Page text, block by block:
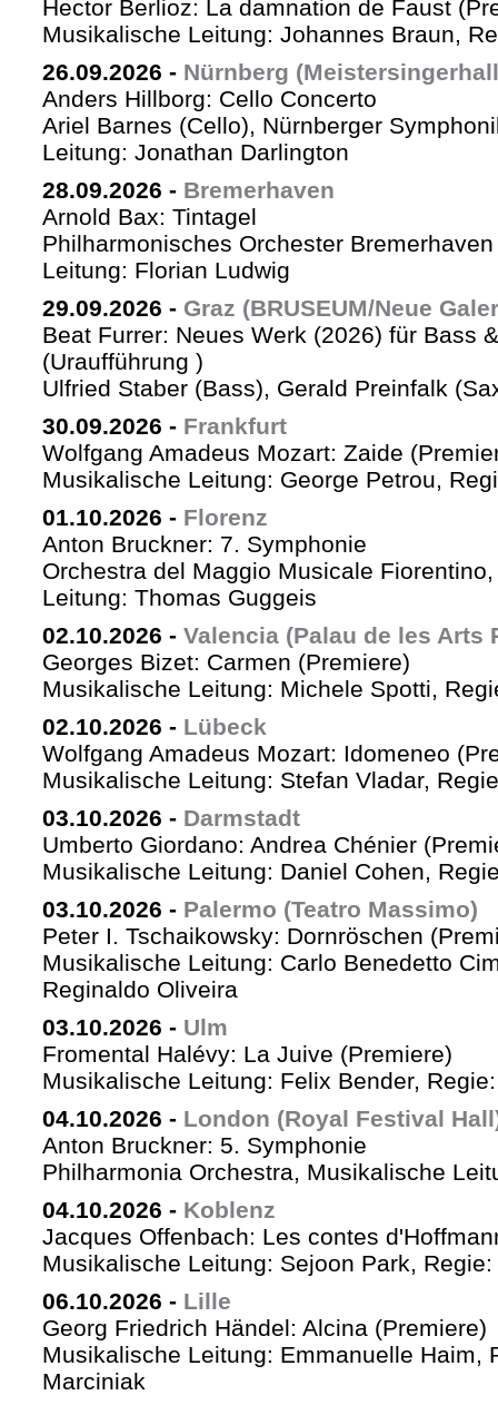
Hector Berlioz: La damnation de Faust
Musikalische Leitung: Johannes Braun,
26.09.2026 - Nürnberg
Anders Hillborg: Cello Concerto
Ariel Barnes (Cello), Nürnberger
Leitung: Jonathan Darlington
28.09.2026 - Bremerhaven
Arnold Bax: Tintagel
Philharmonisches Orchester
Leitung: Florian Ludwig
29.09.2026 - Graz (BRUSEUM/Neue
Beat Furrer: Neues Werk (2026) für Bass
(Uraufführung )
Ulfried Staber (Bass), Gerald Preinfalk
30.09.2026 - Frankfurt
Wolfgang Amadeus Mozart: Zaide
Musikalische Leitung: George Petrou,
01.10.2026 - Florenz
Anton Bruckner: 7. Symphonie
Orchestra del Maggio Musicale
Leitung: Thomas Guggeis
02.10.2026 - Valencia (Palau de les Arts
Georges Bizet: Carmen (Premiere)
Musikalische Leitung: Michele Spotti,
02.10.2026 - Lübeck
Wolfgang Amadeus Mozart: Idomeneo
Musikalische Leitung: Stefan Vladar,
03.10.2026 - Darmstadt
Umberto Giordano: Andrea Chénier
Musikalische Leitung: Daniel Cohen,
03.10.2026 - Palermo (Teatro Massimo)
Peter I. Tschaikowsky: Dornröschen
Musikalische Leitung: Carlo Benedetto
Reginaldo Oliveira
03.10.2026 - Ulm
Fromental Halévy: La Juive (Premiere)
Musikalische Leitung: Felix Bender,
04.10.2026 - London (Royal Festival
Anton Bruckner: 5. Symphonie
Philharmonia Orchestra, Musikalische
04.10.2026 - Koblenz
Jacques Offenbach: Les contes
Musikalische Leitung: Sejoon Park,
06.10.2026 - Lille
Georg Friedrich Händel: Alcina (Premiere)
Musikalische Leitung: Emmanuelle Haim,
Marciniak